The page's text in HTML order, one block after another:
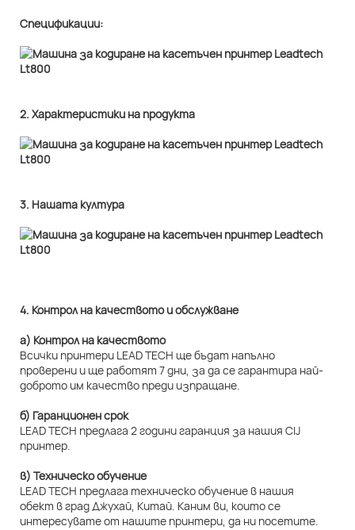
Спецификации:
2. Характеристики на продукта
3. Нашата култура
4. Контрол на качеството и обслужване
а) Контрол на качеството
Всички принтери LEAD TECH ще бъдат напълно
проверени и ще работят 7 дни, за да се гарантира най-
доброто им качество преди изпращане.
б) Гаранционен срок
LEAD TECH предлага 2 години гаранция за нашия CIJ
принтер.
в) Техническо обучение
LEAD TECH предлага техническо обучение в нашия
обект в град Джухай, Китай. Каним ви, които се
интересувате от нашите принтери, да ни посетите.